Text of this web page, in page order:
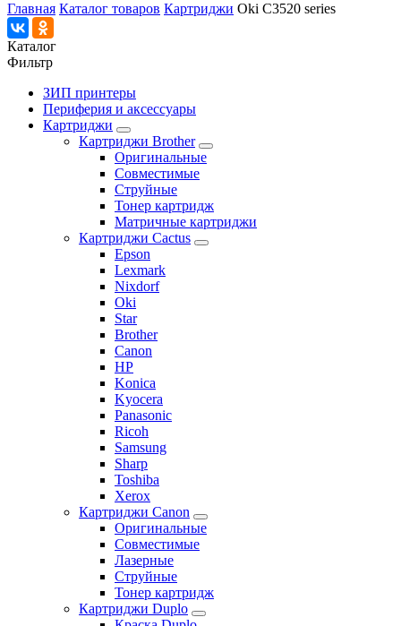
Главная Каталог товаров Картриджи Oki C3520 series
Каталог
Фильтр
ЗИП принтеры
Периферия и аксессуары
Картриджи
Картриджи Brother
Оригинальные
Совместимые
Струйные
Тонер картридж
Матричные картриджи
Картриджи Cactus
Epson
Lexmark
Nixdorf
Oki
Star
Brother
Canon
HP
Konica
Kyocera
Panasonic
Ricoh
Samsung
Sharp
Toshiba
Xerox
Картриджи Canon
Оригинальные
Совместимые
Лазерные
Струйные
Тонер картридж
Картриджи Duplo